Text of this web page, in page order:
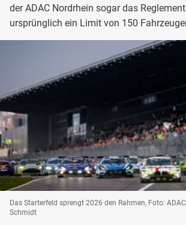
der ADAC Nordrhein sogar das
ursprünglich ein Limit von 150
Das Starterfeld sprengt 2026 den Rahmen, Foto:
Schmidt